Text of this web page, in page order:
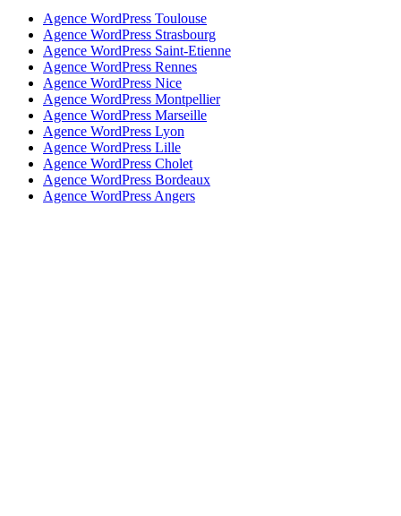
Agence WordPress Toulouse
Agence WordPress Strasbourg
Agence WordPress Saint-Etienne
Agence WordPress Rennes
Agence WordPress Nice
Agence WordPress Montpellier
Agence WordPress Marseille
Agence WordPress Lyon
Agence WordPress Lille
Agence WordPress Cholet
Agence WordPress Bordeaux
Agence WordPress Angers